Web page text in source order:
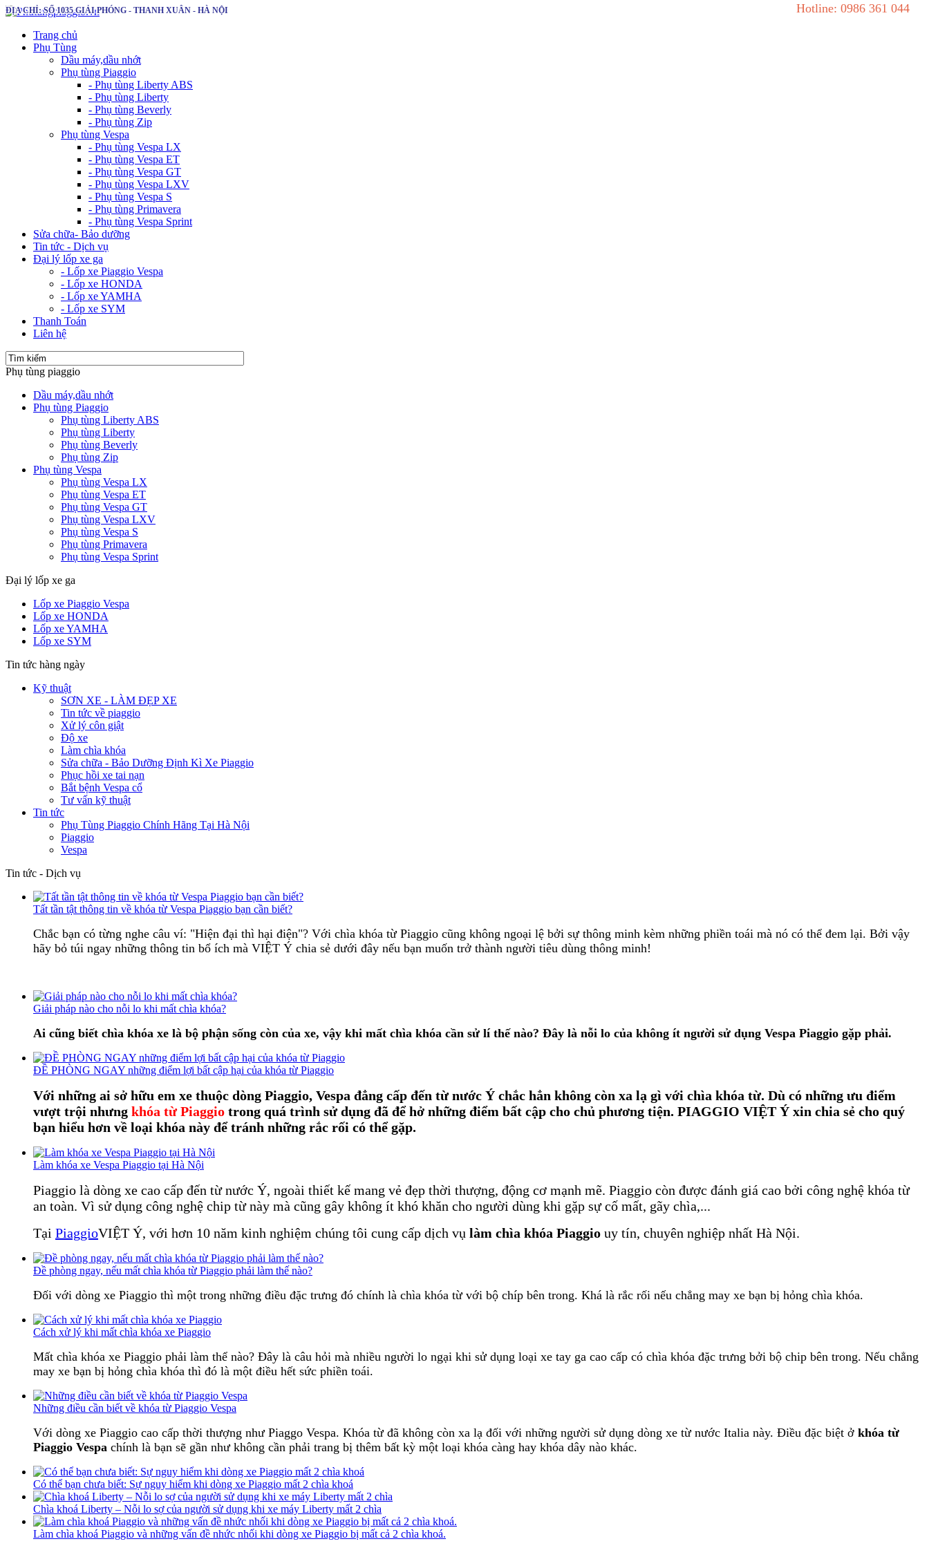
ĐỊA CHỈ: SỐ 1035 GIẢI PHÓNG - THANH XUÂN - HÀ NỘI Hotline: 0986 361 044
Trang chủ
Phụ Tùng
Dầu máy,dầu nhớt
Phụ tùng Piaggio
- Phụ tùng Liberty ABS
- Phụ tùng Liberty
- Phụ tùng Beverly
- Phụ tùng Zip
Phụ tùng Vespa
- Phụ tùng Vespa LX
- Phụ tùng Vespa ET
- Phụ tùng Vespa GT
- Phụ tùng Vespa LXV
- Phụ tùng Vespa S
- Phụ tùng Primavera
- Phụ tùng Vespa Sprint
Sửa chữa- Bảo dưỡng
Tin tức - Dịch vụ
Đại lý lốp xe ga
- Lốp xe Piaggio Vespa
- Lốp xe HONDA
- Lốp xe YAMHA
- Lốp xe SYM
Thanh Toán
Liên hệ
Phụ tùng piaggio
Dầu máy,dầu nhớt
Phụ tùng Piaggio
Phụ tùng Liberty ABS
Phụ tùng Liberty
Phụ tùng Beverly
Phụ tùng Zip
Phụ tùng Vespa
Phụ tùng Vespa LX
Phụ tùng Vespa ET
Phụ tùng Vespa GT
Phụ tùng Vespa LXV
Phụ tùng Vespa S
Phụ tùng Primavera
Phụ tùng Vespa Sprint
Đại lý lốp xe ga
Lốp xe Piaggio Vespa
Lốp xe HONDA
Lốp xe YAMHA
Lốp xe SYM
Tin tức hàng ngày
Kỹ thuật
SƠN XE - LÀM ĐẸP XE
Tin tức về piaggio
Xử lý côn giật
Độ xe
Làm chìa khóa
Sửa chữa - Bảo Dưỡng Định Kì Xe Piaggio
Phục hồi xe tai nạn
Bắt bệnh Vespa cổ
Tư vấn kỹ thuật
Tin tức
Phụ Tùng Piaggio Chính Hãng Tại Hà Nội
Piaggio
Vespa
Tin tức - Dịch vụ
Tất tần tật thông tin về khóa từ Vespa Piaggio bạn cần biết?
Chắc bạn có từng nghe câu ví: "Hiện đại thì hại điện"? Với chìa khóa từ Piaggio cũng không ngoại lệ bởi sự thông minh kèm những phiền toái mà nó có thể đem lại. Bởi vậy
hãy bỏ túi ngay những thông tin bổ ích mà VIỆT Ý chia sẻ dưới đây nếu bạn muốn trở thành người tiêu dùng thông minh!
Giải pháp nào cho nỗi lo khi mất chìa khóa?
Ai cũng biết chìa khóa xe là bộ phận sống còn của xe, vậy khi mất chìa khóa cần sử lí thế nào? Đây là nỗi lo của không ít người sử dụng Vespa Piaggio gặp phải.
ĐỀ PHÒNG NGAY những điểm lợi bất cập hại của khóa từ Piaggio
Với những ai sở hữu em xe thuộc dòng Piaggio, Vespa đẳng cấp đến từ nước Ý chắc hẳn không còn xa lạ gì với chìa khóa từ. Dù có những ưu điểm
vượt trội nhưng khóa từ Piaggio trong quá trình sử dụng đã để hở những điểm bất cập cho chủ phương tiện. PIAGGIO VIỆT Ý xin chia sẻ cho quý
bạn hiểu hơn về loại khóa này để tránh những rắc rối có thể gặp.
Làm khóa xe Vespa Piaggio tại Hà Nội
Piaggio là dòng xe cao cấp đến từ nước Ý, ngoài thiết kế mang vẻ đẹp thời thượng, động cơ mạnh mẽ. Piaggio còn được đánh giá cao bởi công nghệ khóa từ
an toàn. Vì sử dụng công nghệ chip từ này mà cũng gây không ít khó khăn cho người dùng khi gặp sự cố mất, gãy chìa,...
Tại PiaggioVIỆT Ý, với hơn 10 năm kinh nghiệm chúng tôi cung cấp dịch vụ làm chìa khóa Piaggio uy tín, chuyên nghiệp nhất Hà Nội.
Đề phòng ngay, nếu mất chìa khóa từ Piaggio phải làm thế nào?
Đối với dòng xe Piaggio thì một trong những điều đặc trưng đó chính là chìa khóa từ với bộ chíp bên trong. Khá là rắc rối nếu chẳng may xe bạn bị hỏng chìa khóa.
Cách xử lý khi mất chìa khóa xe Piaggio
Mất chìa khóa xe Piaggio phải làm thể nào? Đây là câu hỏi mà nhiều người lo ngại khi sử dụng loại xe tay ga cao cấp có chìa khóa đặc trưng bởi bộ chip bên trong. Nếu chẳng
may xe bạn bị hỏng chìa khóa thì đó là một điều hết sức phiền toái.
Những điều cần biết về khóa từ Piaggio Vespa
Với dòng xe Piaggio cao cấp thời thượng như Piaggo Vespa. Khóa từ đã không còn xa lạ đối với những người sử dụng dòng xe từ nước Italia này. Điều đặc biệt ở khóa từ
Piaggio Vespa chính là bạn sẽ gần như không cần phải trang bị thêm bất kỳ một loại khóa càng hay khóa dây nào khác.
Có thể bạn chưa biết: Sự nguy hiểm khi dòng xe Piaggio mất 2 chìa khoá
Chìa khoá Liberty – Nỗi lo sợ của người sử dụng khi xe máy Liberty mất 2 chìa
Làm chìa khoá Piaggio và những vấn đề nhức nhối khi dòng xe Piaggio bị mất cả 2 chìa khoá.